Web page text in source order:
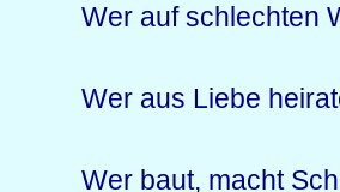
Wer auf schlechten
Wer aus Liebe
Wer baut, macht